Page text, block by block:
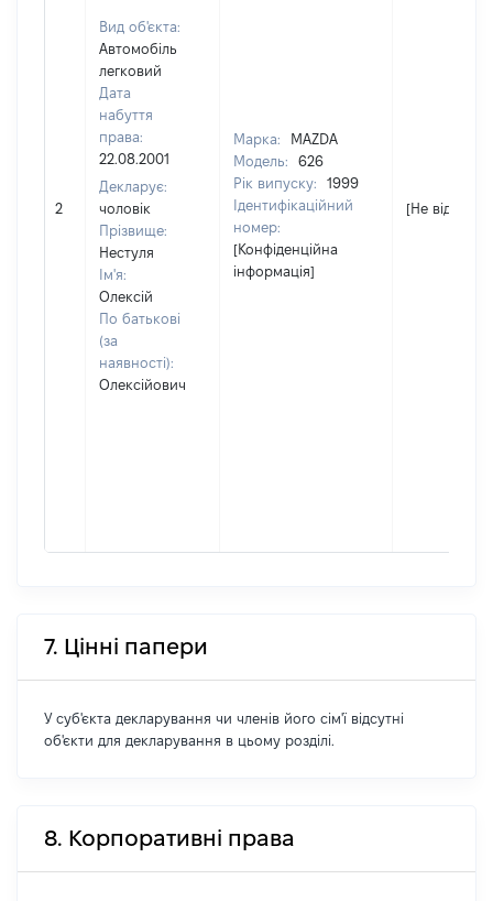
2
Вид об'єкта:
Автомобіль
легковий
Дата
набуття
права:
22.08.2001
Декларує:
чоловік
Прізвище:
Нестуля
Ім'я:
Олексій
По батькові
(за
наявності):
Олексійович
Марка:
MAZDA
Модель:
626
Рік випуску:
1999
Ідентифікаційний
номер:
[Конфіденційна
інформація]
[Не відомо]
7. Цінні папери
У суб'єкта декларування чи членів його сім'ї відсутні
об'єкти для декларування в цьому розділі.
8. Корпоративні права